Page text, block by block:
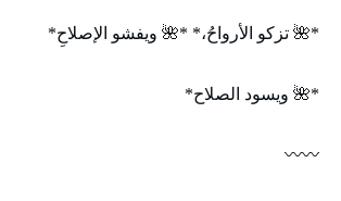
*🌺 تزكو الأرواحُ،* *🌺 ويفشو الإصلاحِ*
*🌺 ويسود الصلاح*
〰️〰️